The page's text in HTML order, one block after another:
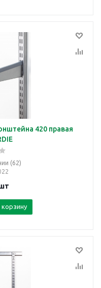
420 правая
(62)
корзину